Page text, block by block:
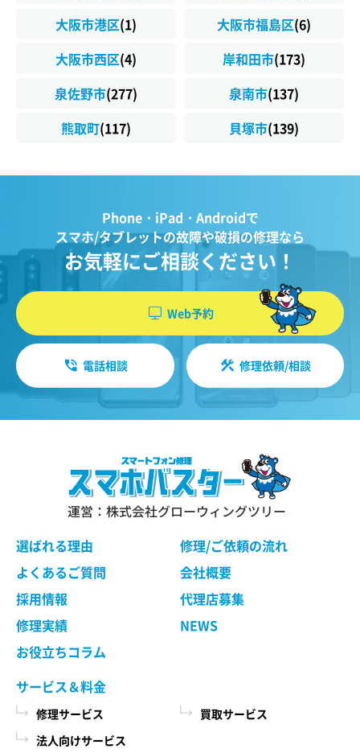
大阪市港区(1) 大阪市福島区(6)
大阪市西区(4) 岸和田市(173)
泉佐野市(277) 泉南市(137)
熊取町(117) 貝塚市(139)
Phone・iPad・Androidで
スマホ/タブレットの故障や破損の修理なら
お気軽にご相談ください！
Web予約
電話相談 修理依頼/相談
運営：株式会社グローウィングツリー
選ばれる理由
修理/ご依頼の流れ
よくあるご質問
会社概要
採用情報
代理店募集
修理実績
NEWS
お役立ちコラム
サービス＆料金
修理サービス
買取サービス
法人向けサービス